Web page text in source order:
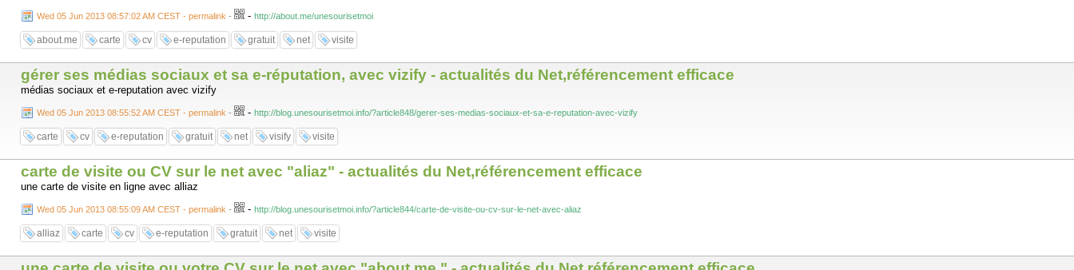
Wed 05 Jun 2013 08:57:02 AM CEST - permalink - - http://about.me/unesourisetmoi
about.me carte cv e-reputation gratuit net visite
gérer ses médias sociaux et sa e-réputation, avec vizify - actualités du Net,référencement efficace
médias sociaux et e-reputation avec vizify
Wed 05 Jun 2013 08:55:52 AM CEST - permalink - - http://blog.unesourisetmoi.info/?article848/gerer-ses-medias-sociaux-et-sa-e-reputation-avec-vizify
carte cv e-reputation gratuit net visify visite
carte de visite ou CV sur le net avec "aliaz" - actualités du Net,référencement efficace
une carte de visite en ligne avec alliaz
Wed 05 Jun 2013 08:55:09 AM CEST - permalink - - http://blog.unesourisetmoi.info/?article844/carte-de-visite-ou-cv-sur-le-net-avec-aliaz
alliaz carte cv e-reputation gratuit net visite